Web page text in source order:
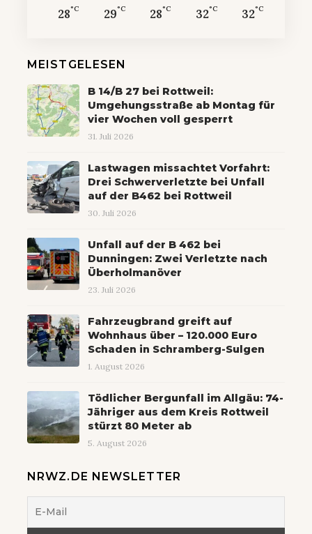
28°C 29°C 28°C 32°C 32°C
MEISTGELESEN
B 14/B 27 bei Rottweil:
Umgehungsstraße ab Montag für
vier Wochen voll gesperrt
31. Juli 2026
Lastwagen missachtet Vorfahrt:
Drei Schwerverletzte bei Unfall
auf der B462 bei Rottweil
30. Juli 2026
Unfall auf der B 462 bei
Dunningen: Zwei Verletzte nach
Überholmanöver
23. Juli 2026
Fahrzeugbrand greift auf
Wohnhaus über – 120.000 Euro
Schaden in Schramberg-Sulgen
1. August 2026
Tödlicher Bergunfall im Allgäu: 74-
Jähriger aus dem Kreis Rottweil
stürzt 80 Meter ab
5. August 2026
NRWZ.DE NEWSLETTER